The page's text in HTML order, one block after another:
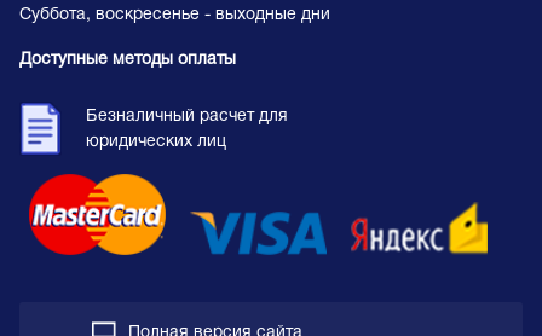
Суббота, воскресенье - выходные дни
Доступные методы оплаты
Безналичный расчет для
юридических лиц
Полная версия сайта